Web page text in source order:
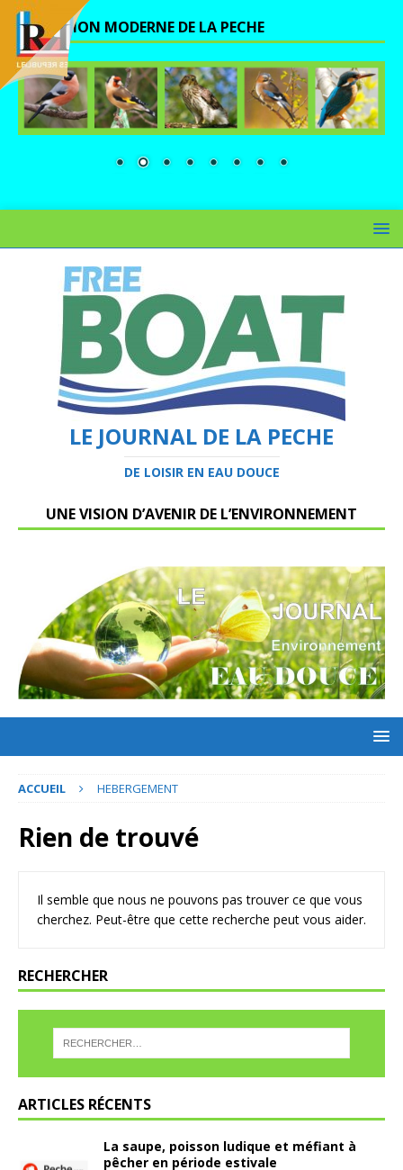
UNE VISION MODERNE DE LA PECHE
LE JOURNAL DE LA PECHE
DE LOISIR EN EAU DOUCE
UNE VISION D’AVENIR DE L’ENVIRONNEMENT
ACCUEIL HEBERGEMENT
Rien de trouvé
Il semble que nous ne pouvons pas trouver ce que vous
cherchez. Peut-être que cette recherche peut vous aider.
RECHERCHER
ARTICLES RÉCENTS
La saupe, poisson ludique et méfiant à
pêcher en période estivale